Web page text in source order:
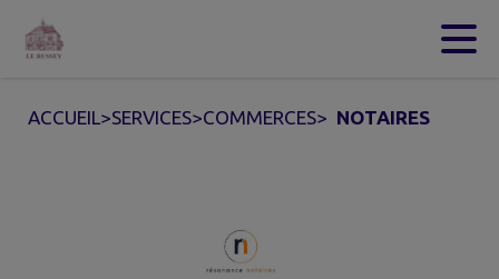
Contenu
ACCUEIL>SERVICES>COMMERCES> NOTAIRES